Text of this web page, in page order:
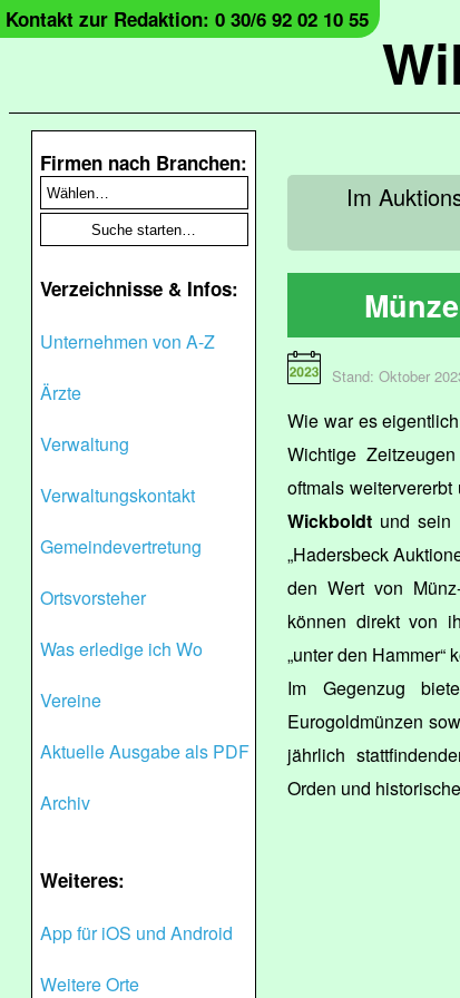
Kontakt zur Redaktion: 0 30/6 92 02 10 55
Firmen nach Branchen:
Verzeichnisse & Infos:
Unternehmen von A-Z
Ärzte
Verwaltung
Verwaltungskontakt
Gemeindevertretung
Ortsvorsteher
Was erledige ich Wo
Vereine
Aktuelle Ausgabe als PDF
Archiv
Weiteres:
App für iOS und Android
Weitere Orte
Im
Stand: Oktober
Wie war es
Wichtige
oftmals
Wickboldt und sein
„Hadersbeck
den Wert von
können direkt von
„unter den Hammer“
Im Gegenzug
Eurogoldmünzen
jährlich
Orden und